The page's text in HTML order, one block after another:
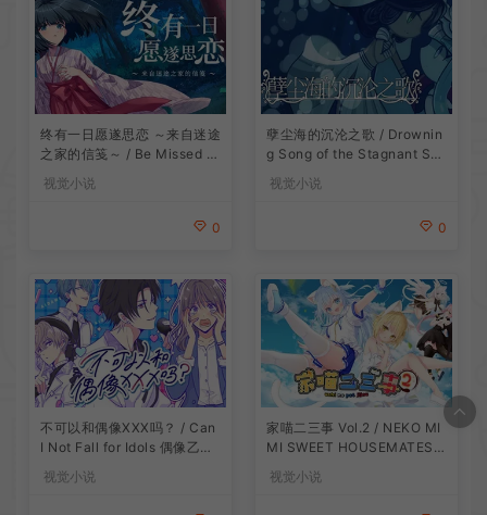
终有一日愿遂思恋 ～来自迷途
之家的信笺～ / Be Missed a
nd Remembered The Letter
from Mayoiga 卡通视觉小说
视觉小说
0
孽尘海的沉沦之歌 / Drownin
g Song of the Stagnant Sea
暗黑童话视觉小说游戏
视觉小说
0
不可以和偶像XXX吗？ / Can
I Not Fall for Idols 偶像乙女
视觉小说
家喵二三事 Vol.2 / NEKO MI
MI SWEET HOUSEMATES V
视觉小说